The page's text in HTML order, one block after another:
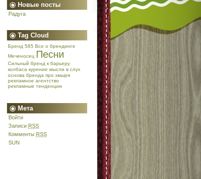
Новые посты
Радуга
Tag Cloud
Бренд 585 Все о брендинге
Меченосец Песни
Сильный бренд к барьеру
колбаса курение мысли в слух
основа бренда про хмыря
рекламное агентство
рекламные тенденции
Мета
Войти
Записи RSS
Комменты RSS
SUN